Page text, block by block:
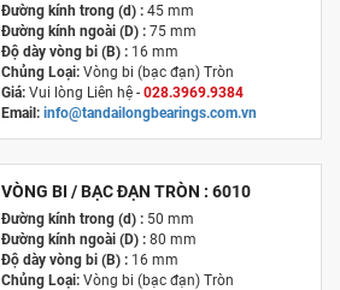
Đường kính trong (d) :45 mm
Đường kính ngoài (D) :75 mm
Độ dày vòng bi (B) :16 mm
Chủng Loại: Vòng bi (bạc đạn) Tròn
Giá:Vui lòng Liên hệ - 028.3969.9384
Email: info@tandailongbearings.com.vn
VÒNG BI / BẠC ĐẠN TRÒN : 6010
Đường kính trong (d) :50 mm
Đường kính ngoài (D) :80 mm
Độ dày vòng bi (B) :16 mm
Chủng Loại: Vòng bi (bạc đạn) Tròn